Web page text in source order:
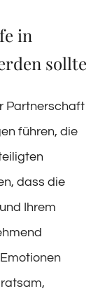
in
sollte
Partnerschaft
führen, die
dass die
Ihrem